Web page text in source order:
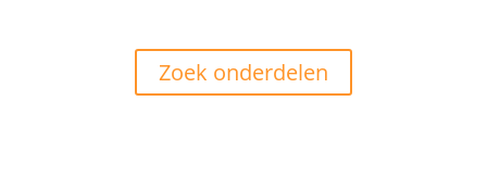
Zoek onderdelen